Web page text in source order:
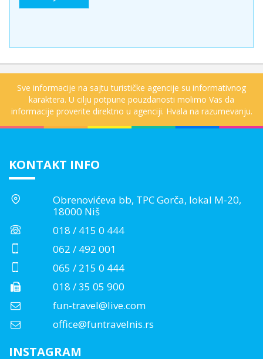
Sve informacije na sajtu turističke agencije su informativnog
karaktera. U cilju potpune pouzdanosti molimo Vas da
informacije proverite direktno u agenciji. Hvala na razumevanju.
KONTAKT INFO
Obrenovićeva bb, TPC Gorča, lokal M-20,
18000 Niš
018 / 415 0 444
062 / 492 001
065 / 215 0 444
018 / 35 05 900
fun-travel@live.com
office@funtravelnis.rs
INSTAGRAM